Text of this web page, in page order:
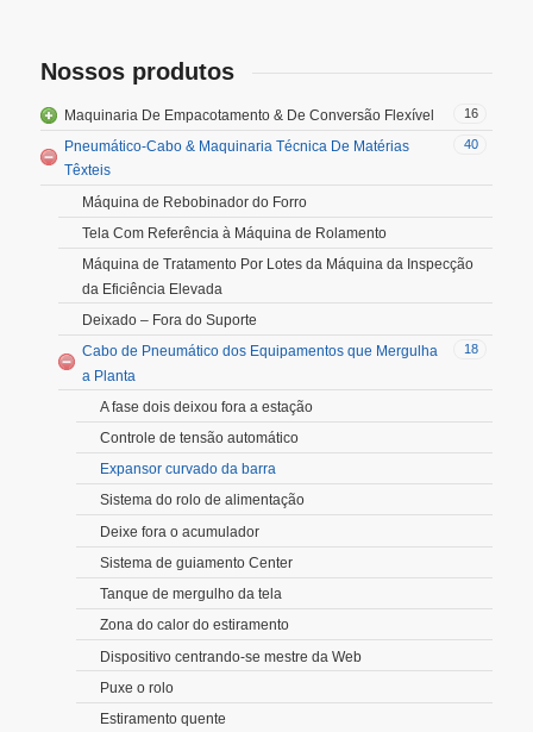
Nossos produtos
16
Maquinaria De Empacotamento & De Conversão Flexível
40
Pneumático-Cabo & Maquinaria Técnica De Matérias
Têxteis
Máquina de Rebobinador do Forro
Tela Com Referência à Máquina de Rolamento
Máquina de Tratamento Por Lotes da Máquina da Inspecção
da Eficiência Elevada
Deixado – Fora do Suporte
18
Cabo de Pneumático dos Equipamentos que Mergulha
a Planta
A fase dois deixou fora a estação
Controle de tensão automático
Expansor curvado da barra
Sistema do rolo de alimentação
Deixe fora o acumulador
Sistema de guiamento Center
Tanque de mergulho da tela
Zona do calor do estiramento
Dispositivo centrando-se mestre da Web
Puxe o rolo
Estiramento quente